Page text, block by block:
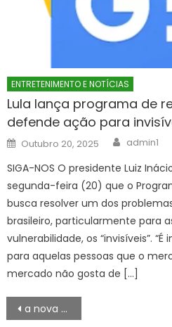
ENTRETENIMENTO E NOTÍCIAS
Lula lança programa de
defende ação para
Posted
on
Outubro 20, 2025 Author
admin1
SIGA-NOS O presidente Luiz
segunda-feira (20) que o
busca resolver um dos
brasileiro, particularmente para
vulnerabilidade, os “invisíveis”.
para aquelas pessoas que o
mercado não gosta de […]
Navegação
a nova agenda do desenvolvimento em Mato Grosso do Sul – Agência de Noticias do Governo de Mato Grosso do Sul